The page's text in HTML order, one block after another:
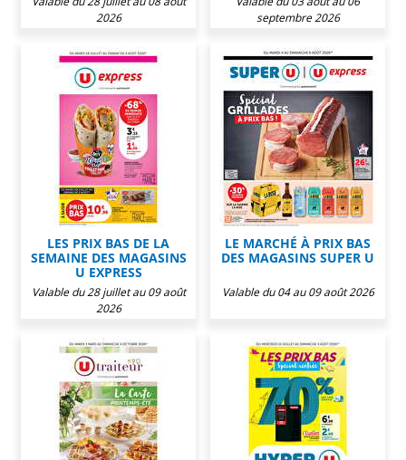
2026
septembre 2026
LES PRIX BAS DE LA
SEMAINE DES MAGASINS
U EXPRESS
Valable du 28 juillet au 09 août
2026
LE MARCHÉ À PRIX BAS
DES MAGASINS SUPER U
Valable du 04 au 09 août 2026